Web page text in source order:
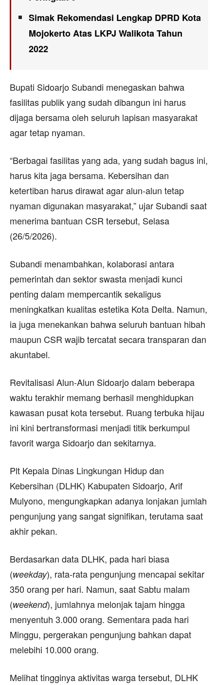
Simak Rekomendasi Lengkap DPRD Kota
Mojokerto Atas LKPJ Walikota Tahun
2022
Bupati Sidoarjo Subandi menegaskan bahwa
fasilitas publik yang sudah dibangun ini harus
dijaga bersama oleh seluruh lapisan masyarakat
agar tetap nyaman.
“Berbagai fasilitas yang ada, yang sudah bagus ini,
harus kita jaga bersama. Kebersihan dan
ketertiban harus dirawat agar alun-alun tetap
nyaman digunakan masyarakat,” ujar Subandi saat
menerima bantuan CSR tersebut, Selasa
(26/5/2026).
Subandi menambahkan, kolaborasi antara
pemerintah dan sektor swasta menjadi kunci
penting dalam mempercantik sekaligus
meningkatkan kualitas estetika Kota Delta. Namun,
ia juga menekankan bahwa seluruh bantuan hibah
maupun CSR wajib tercatat secara transparan dan
akuntabel.
Revitalisasi Alun-Alun Sidoarjo dalam beberapa
waktu terakhir memang berhasil menghidupkan
kawasan pusat kota tersebut. Ruang terbuka hijau
ini kini bertransformasi menjadi titik berkumpul
favorit warga Sidoarjo dan sekitarnya.
Plt Kepala Dinas Lingkungan Hidup dan
Kebersihan (DLHK) Kabupaten Sidoarjo, Arif
Mulyono, mengungkapkan adanya lonjakan jumlah
pengunjung yang sangat signifikan, terutama saat
akhir pekan.
Berdasarkan data DLHK, pada hari biasa
(weekday), rata-rata pengunjung mencapai sekitar
350 orang per hari. Namun, saat Sabtu malam
(weekend), jumlahnya melonjak tajam hingga
menyentuh 3.000 orang. Sementara pada hari
Minggu, pergerakan pengunjung bahkan dapat
melebihi 10.000 orang.
Melihat tingginya aktivitas warga tersebut, DLHK